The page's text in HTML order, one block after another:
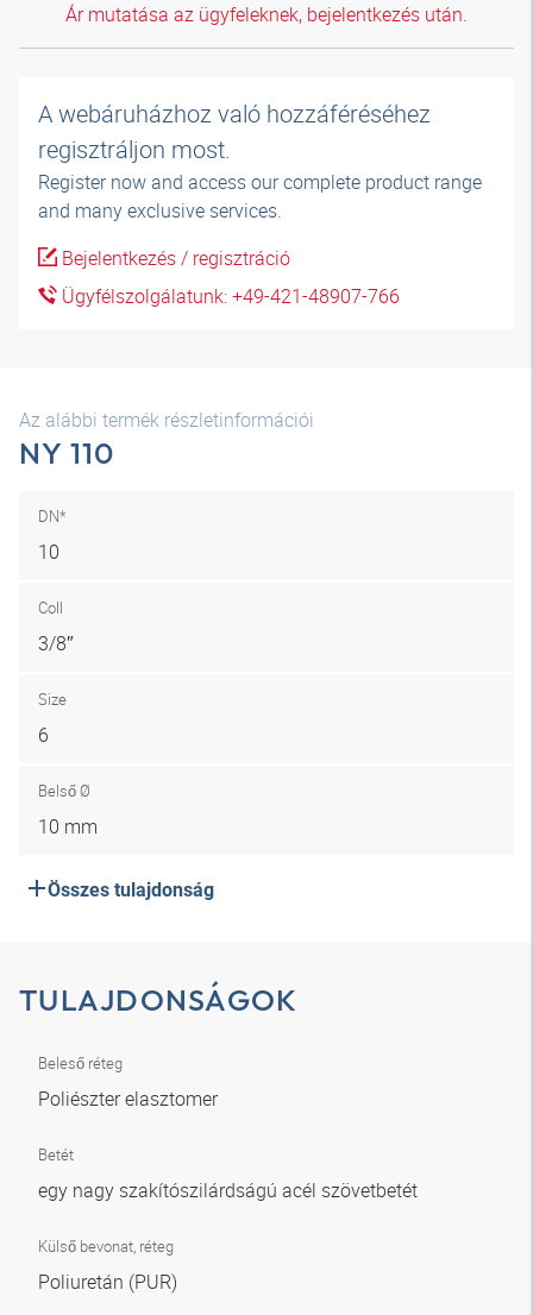
Ár mutatása az ügyfeleknek, bejelentkezés után.
A webáruházhoz való hozzáféréséhez
regisztráljon most.
Register now and access our complete product range
and many exclusive services.
Bejelentkezés / regisztráció
Ügyfélszolgálatunk: +49-421-48907-766
Az alábbi termék részletinformációi
NY 110
DN*
10
Coll
3/8″
Size
6
Belső Ø
10 mm
Összes tulajdonság
TULAJDONSÁGOK
Beleső réteg
Poliészter elasztomer
Betét
egy nagy szakítószilárdságú acél szövetbetét
Külső bevonat, réteg
Poliuretán (PUR)